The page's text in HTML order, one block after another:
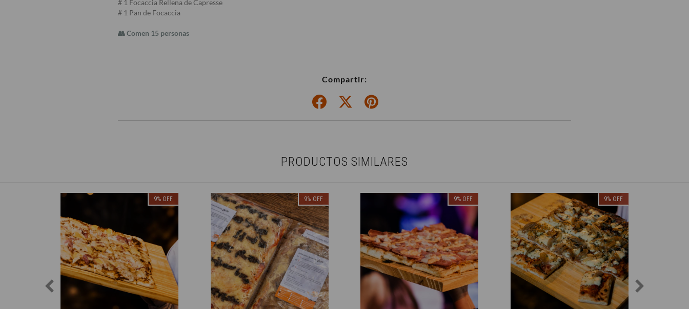
# 1 Focaccia Rellena de Capresse
# 1 Pan de Focaccia
👥 Comen 15 personas
Compartir:
PRODUCTOS SIMILARES
9% OFF 9% OFF 9% OFF 9% OFF